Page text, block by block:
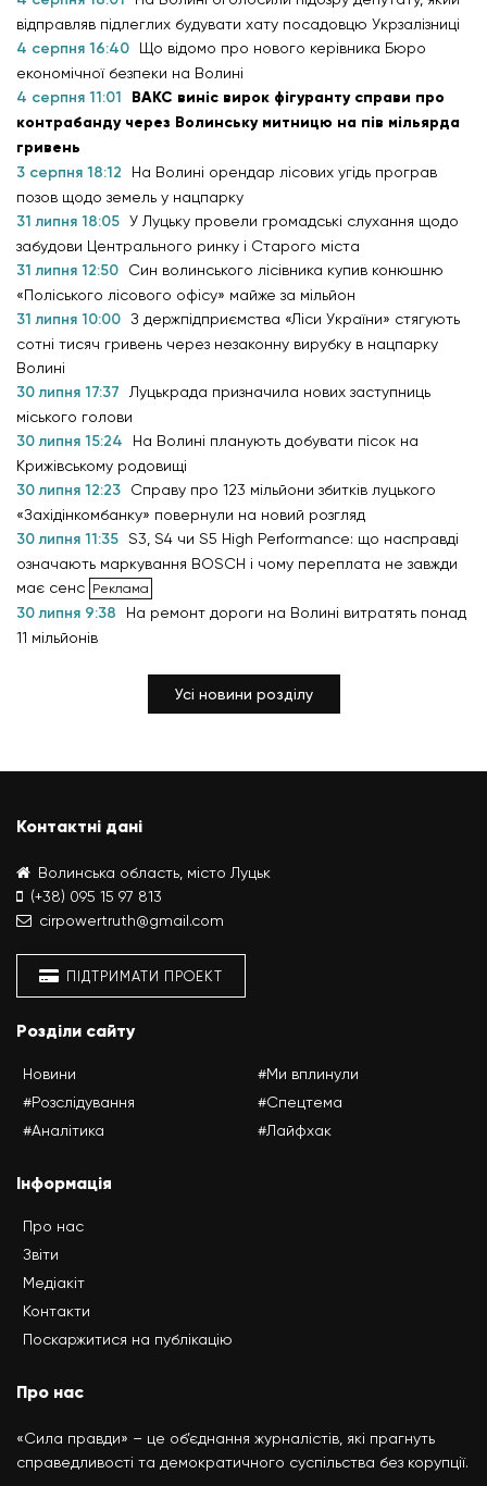
відправляв підлеглих будувати хату посадовцю Укрзалізниці
4 серпня 16:40
Що відомо про нового керівника Бюро
економічної безпеки на Волині
4 серпня 11:01
ВАКС виніс вирок фігуранту справи про
контрабанду через Волинську митницю на пів мільярда
гривень
3 серпня 18:12
На Волині орендар лісових угідь програв
позов щодо земель у нацпарку
31 липня 18:05 У Луцьку провели громадські слухання щодо
забудови Центрального ринку і Старого міста
31 липня 12:50
Син волинського лісівника купив конюшню
«Поліського лісового офісу» майже за мільйон
31 липня 10:00 З держпідприємства «Ліси України» стягують
сотні тисяч гривень через незаконну вирубку в нацпарку
Волині
30 липня 17:37
Луцькрада призначила нових заступниць
міського голови
30 липня 15:24
На Волині планують добувати пісок на
Крижівському родовищі
30 липня 12:23
Справу про 123 мільйони збитків луцького
«Західінкомбанку» повернули на новий розгляд
30 липня 11:35 S3, S4 чи S5 High Performance: що насправді
означають маркування BOSCH і чому переплата не завжди
має сенс
30 липня 9:38
На ремонт дороги на Волині витратять понад
11 мільйонів
Усі новини розділу
Контактні дані
Волинська область, місто Луцьк
(+38) 095 15 97 813
cirpowertruth@gmail.com
ПІДТРИМАТИ ПРОЕКТ
Розділи сайту
Новини
#Розслідування
#Аналітика
#Ми вплинули
#Спецтема
#Лайфхак
Інформація
Про нас
Звіти
Медіакіт
Контакти
Поскаржитися на публікацію
Про нас
«Сила правди» – це об’єднання журналістів, які прагнуть
справедливості та демократичного суспільства без корупції.